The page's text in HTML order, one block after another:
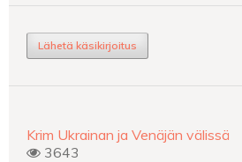
Lähetä käsikirjoitus
Krim Ukrainan ja Venäjän välissä
3643